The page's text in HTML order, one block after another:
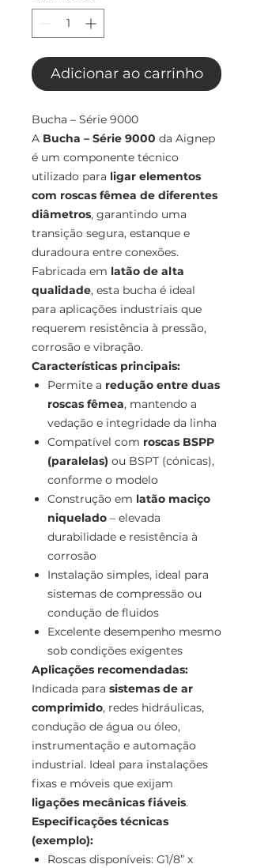
Adicionar ao carrinho
Bucha – Série 9000
A Bucha – Série 9000 da Aignep
é um componente técnico
utilizado para ligar elementos
com roscas fêmea de diferentes
diâmetros, garantindo uma
transição segura, estanque e
duradoura entre conexões.
Fabricada em latão de alta
qualidade, esta bucha é ideal
para aplicações industriais que
requerem resistência à pressão,
corrosão e vibração.
Características principais:
Permite a redução entre duas
roscas fêmea, mantendo a
vedação e integridade da linha
Compatível com roscas BSPP
(paralelas) ou BSPT (cónicas),
conforme o modelo
Construção em latão maciço
niquelado – elevada
durabilidade e resistência à
corrosão
Instalação simples, ideal para
sistemas de compressão ou
condução de fluidos
Excelente desempenho mesmo
sob condições exigentes
Aplicações recomendadas:
Indicada para sistemas de ar
comprimido, redes hidráulicas,
condução de água ou óleo,
instrumentação e automação
industrial. Ideal para instalações
fixas e móveis que exijam
ligações mecânicas fiáveis.
Especificações técnicas
(exemplo):
Roscas disponíveis: G1/8” x